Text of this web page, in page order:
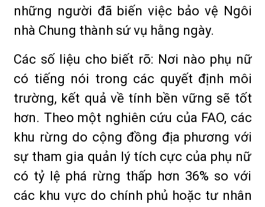
những người đã biến việc bảo vệ Ngôi
nhà Chung thành sứ vụ hằng ngày.
Các số liệu cho biết rõ: Nơi nào phụ nữ
có tiếng nói trong các quyết định môi
trường, kết quả về tính bền vững sẽ tốt
hơn. Theo một nghiên cứu của FAO, các
khu rừng do cộng đồng địa phương với
sự tham gia quản lý tích cực của phụ nữ
có tỷ lệ phá rừng thấp hơn 36% so với
các khu vực do chính phủ hoặc tư nhân